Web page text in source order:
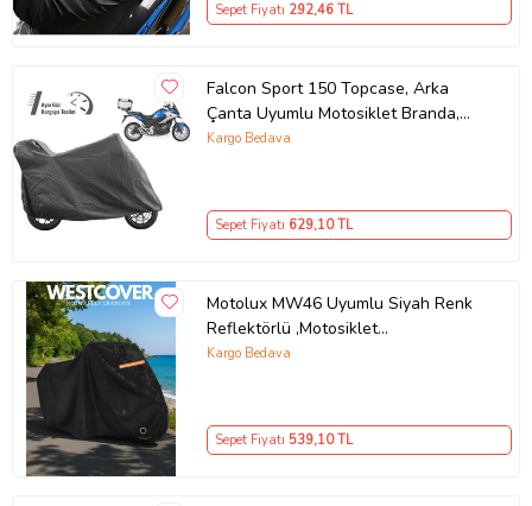
Sepet Fiyatı 292,46 TL
Falcon Sport 150 Topcase, Arka
Çanta Uyumlu Motosiklet Branda,
Motor Örtüsü , Çadır
Kargo Bedava
Sepet Fiyatı 629,10 TL
Motolux MW46 Uyumlu Siyah Renk
Reflektörlü ,Motosiklet
Brandası,Motor Branda Motor
Kargo Bedava
Sepet Fiyatı 539,10 TL